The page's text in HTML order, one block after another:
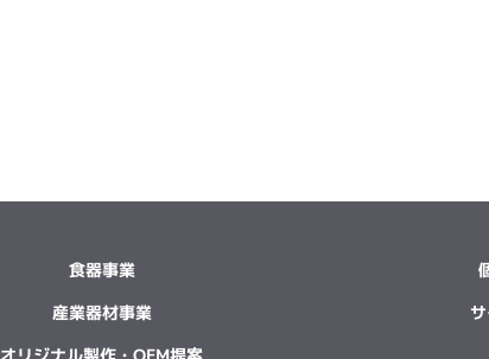
食器事業
産業器材事業
オリジナル製作・OEM提案